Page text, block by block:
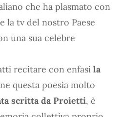
che ha plasmato con
la tv del nostro Paese
una sua celebre
recitare con enfasi la
questa poesia molto
scritta da Proietti, è